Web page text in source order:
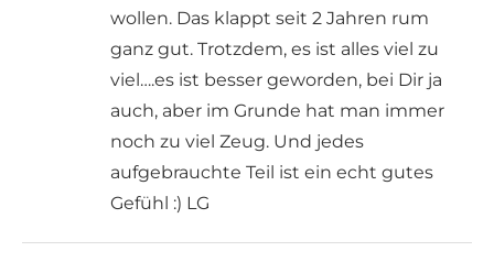
wollen. Das klappt seit 2 Jahren rum
ganz gut. Trotzdem, es ist alles viel zu
viel….es ist besser geworden, bei Dir ja
auch, aber im Grunde hat man immer
noch zu viel Zeug. Und jedes
aufgebrauchte Teil ist ein echt gutes
Gefühl :) LG